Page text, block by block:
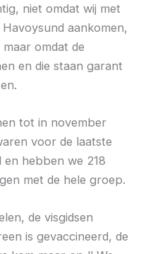
niet omdat wij met
aankomen,
omdat de
en die staan garant
tot in november
voor de laatste
en hebben we 218
met de hele groep.
de visgidsen
is gevaccineerd, de